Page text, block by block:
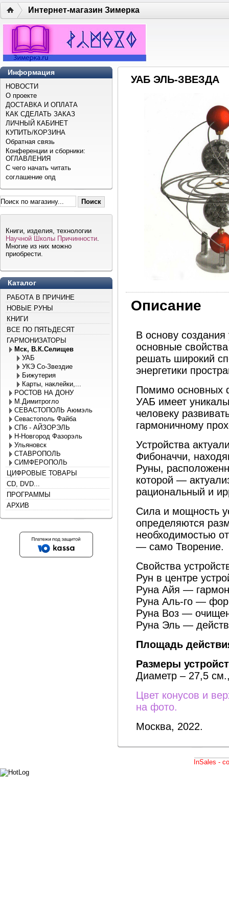
Интернет-магазин Зимерка
Информация
НОВОСТИ
О проекте
ДОСТАВКА И ОПЛАТА
КАК СДЕЛАТЬ ЗАКАЗ
ЛИЧНЫЙ КАБИНЕТ
КУПИТЬ/КОРЗИНА
Обратная связь
Конференции и сборники:
ОГЛАВЛЕНИЯ
С чего начать читать
соглашение опд
Книги, изделия, технологии
Научной Школы Причинности
Многие из них можно
приобрести.
Каталог
РАБОТА В ПРИЧИНЕ
НОВЫЕ РУНЫ
КНИГИ
ВСЕ ПО ПЯТЬДЕСЯТ
ГАРМОНИЗАТОРЫ
Мск, В.К.Селищев
УАБ
УКЭ Со-Звездие
Бижутерия
Карты, наклейки,...
РОСТОВ НА ДОНУ
М.Димитрогло
СЕВАСТОПОЛЬ Аюмэль
Севастополь Файба
СПб - АЙЗОРЭЛЬ
Н-Новгород Фазорэль
Ульяновск
СТАВРОПОЛЬ
СИМФЕРОПОЛЬ
ЦИФРОВЫЕ ТОВАРЫ
CD, DVD...
ПРОГРАММЫ
АРХИВ
УАБ ЭЛЬ-ЗВЕЗДА
Описание
В основу
основные
решать широкий
энергетики
Помимо основных
УАБ имеет
человеку
гармоничному
Устройства
Фибоначчи,
Руны,
которой —
рациональный и
Сила и мощность
определяются
необходимостью
— само Творение.
Свойства
Рун в центре
Руна Айя —
Руна Аль-го —
Руна Воз —
Руна Эль —
Площадь
Размеры
Диаметр – 27,5
Цвет конусов и
на фото.
Москва, 2022.
InSales -